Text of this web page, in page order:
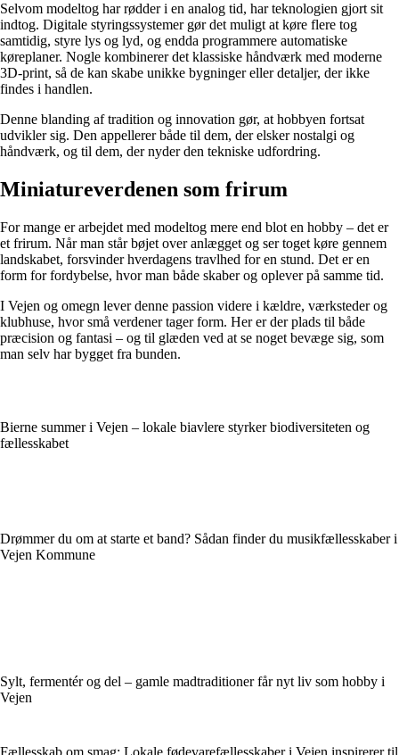
Selvom modeltog har rødder i en analog tid, har teknologien gjort sit
indtog. Digitale styringssystemer gør det muligt at køre flere tog
samtidig, styre lys og lyd, og endda programmere automatiske
køreplaner. Nogle kombinerer det klassiske håndværk med moderne
3D-print, så de kan skabe unikke bygninger eller detaljer, der ikke
findes i handlen.
Denne blanding af tradition og innovation gør, at hobbyen fortsat
udvikler sig. Den appellerer både til dem, der elsker nostalgi og
håndværk, og til dem, der nyder den tekniske udfordring.
Miniatureverdenen som frirum
For mange er arbejdet med modeltog mere end blot en hobby – det er
et frirum. Når man står bøjet over anlægget og ser toget køre gennem
landskabet, forsvinder hverdagens travlhed for en stund. Det er en
form for fordybelse, hvor man både skaber og oplever på samme tid.
I Vejen og omegn lever denne passion videre i kældre, værksteder og
klubhuse, hvor små verdener tager form. Her er der plads til både
præcision og fantasi – og til glæden ved at se noget bevæge sig, som
man selv har bygget fra bunden.
Bierne summer i Vejen – lokale biavlere styrker biodiversiteten og
fællesskabet
Drømmer du om at starte et band? Sådan finder du musikfællesskaber i
Vejen Kommune
Sylt, fermentér og del – gamle madtraditioner får nyt liv som hobby i
Vejen
Fællesskab om smag: Lokale fødevarefællesskaber i Vejen inspirerer til